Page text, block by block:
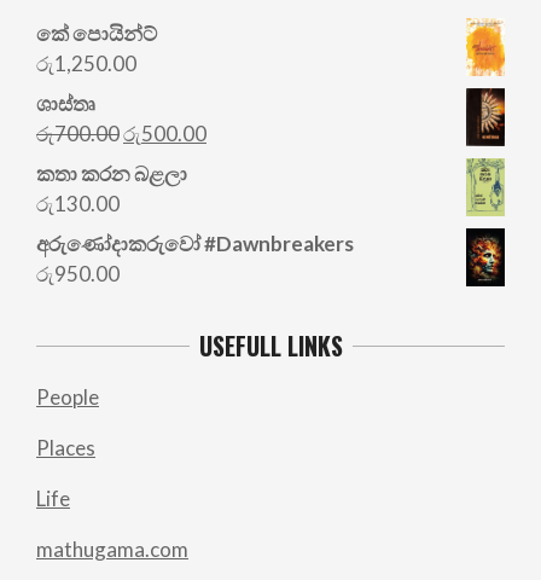
කේ පොයින්ට්
රු1,250.00
ශාස්තෘ
රු700.00Original
price
was:
රු500.00Current
කතා කරන බළලා
රු130.00
අරු‍ණෝදාකරුවෝ #Dawnbreakers
රු950.00
USEFULL LINKS
People
Places
Life
mathugama.com